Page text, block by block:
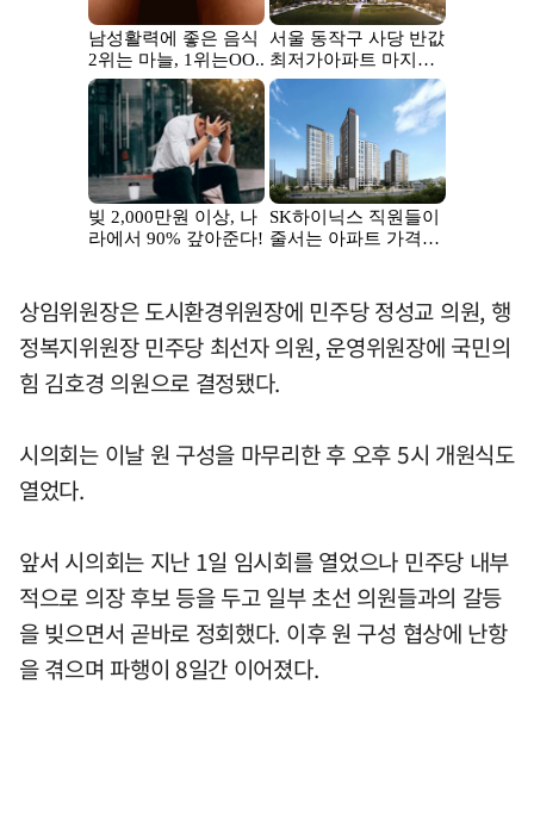
상임위원장은 도시환경위원장에 민주당 정성교 의원, 행
정복지위원장 민주당 최선자 의원, 운영위원장에 국민의
힘 김호경 의원으로 결정됐다.
시의회는 이날 원 구성을 마무리한 후 오후 5시 개원식도
열었다.
앞서 시의회는 지난 1일 임시회를 열었으나 민주당 내부
적으로 의장 후보 등을 두고 일부 초선 의원들과의 갈등
을 빚으면서 곧바로 정회했다. 이후 원 구성 협상에 난항
을 겪으며 파행이 8일간 이어졌다.